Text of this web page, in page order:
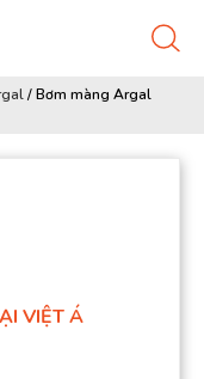
/Bơm màng Argal
VIỆT Á